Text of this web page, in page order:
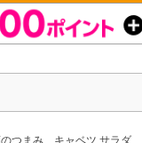
つまみ キャベツ サラダ